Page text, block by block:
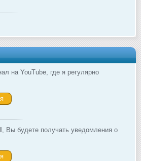
на YouTube, где я регулярно
, Вы будете получать уведомления о